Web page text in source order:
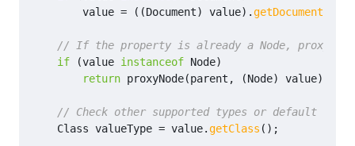
value = ((Document) value).
// If the property is already a Node, proxy it
if
(value instanceof Node)
return proxyNode(parent , (Node) value);
// Check other supported types or default to
Class valueType = value.getClass ();